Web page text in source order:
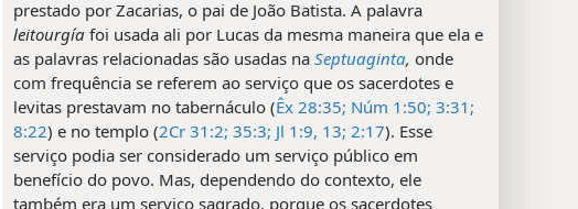
prestado por Zacarias, o pai de João Batista. A palavra
leitourgía foi usada ali por Lucas da mesma maneira que ela e
as palavras relacionadas são usadas na Septuaginta, onde
com frequência se referem ao serviço que os sacerdotes e
levitas prestavam no tabernáculo (Êx 28:35; Núm 1:50; 3:31;
8:22) e no templo (2Cr 31:2; 35:3; Jl 1:9, 13; 2:17). Esse
serviço podia ser considerado um serviço público em
benefício do povo. Mas, dependendo do contexto, ele
também era um serviço sagrado, porque os sacerdotes